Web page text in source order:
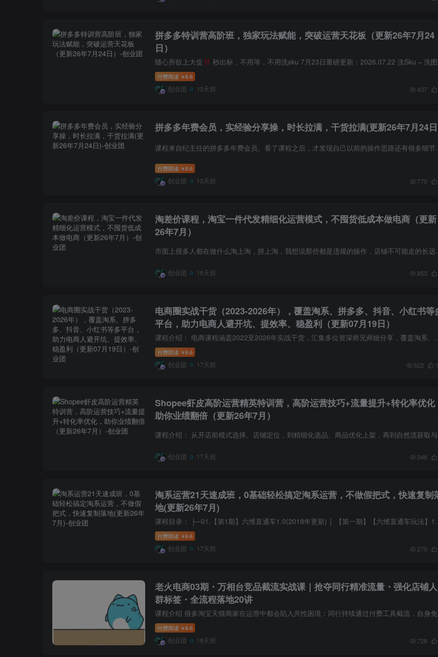
拼多多特训营高阶班，独家玩法赋能，突破运营天花板（更新26年7月24
日）
随心所欲上大促 秒出标，不用等，不用洗sku 7月23日重磅更新：2026.07.22 洗Sku – 洗图 – 错类目.mp4 7月17日重磅更新：2026.07.16 常规课：《7月 · 活动玩法整合》.mp4 7月17日重磅更新...
付费阅读 ￥6.6
创业团 13天前 437
拼多多年费会员，实经验分享操，时长拉满，干货拉满(更新26年7月24
课程来自纪主任的拼多多年费会员。看了
付费阅读 ￥6.6
创业团 13天前 770
淘差价课程，淘宝一件代发精细化运营模式，不囤货低成本做电商（更新
26年7月）
市面上很多人都在做什么淘上淘，拼上淘
创业团 16天前 853
电商圈实战干货（2023-2026年），覆盖淘系、拼多多、抖音、小红书等
平台，助力电商人避开坑、提效率、稳盈利（更新07月19日）
课程介绍： 电商课程涵盖2022至2026年实战干货，汇集多
付费阅读 ￥6.6
创业团 17天前 622
Shopee虾皮高阶运营精英特训营，高阶运营技巧+流量提升+转化率优化
助你业绩翻倍（更新26年7月）
创业团 17天前 346
淘系运营21天速成班，0基础轻松搞定淘系运营，不做假把式，快速复制
地(更新26年7月)
课程目录： ├─01.【第1期】六维直通车1.0(2018
付费阅读 ￥6.6
创业团 17天前 270
老火电商03期・万相台竞品截流实战课｜抢夺同行精准流量・强化店铺人
群标签・全流程落地20讲
付费阅读 ￥6.6
创业团 18天前 728